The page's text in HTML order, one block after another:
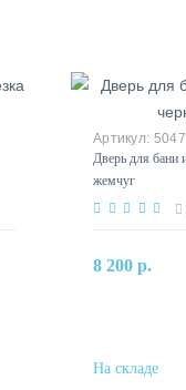
Дверь для бани
жемчуг
8 200 р.
В